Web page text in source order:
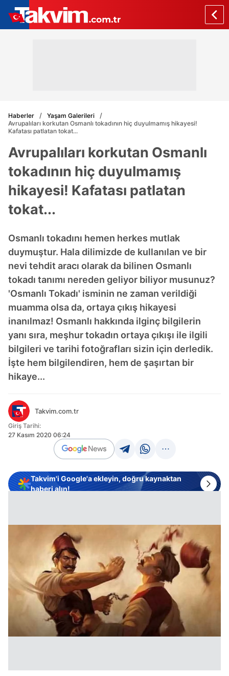
Haberler
Yaşam Galerileri
Avrupalıları korkutan Osmanlı tokadının hiç duyulmamış hikayesi!
Kafatası patlatan tokat...
Avrupalıları korkutan Osmanlı
tokadının hiç duyulmamış
hikayesi! Kafatası patlatan
tokat...
Osmanlı tokadını hemen herkes mutlak
duymuştur. Hala dilimizde de kullanılan ve bir
nevi tehdit aracı olarak da bilinen Osmanlı
tokadı tanımı nereden geliyor biliyor musunuz?
'Osmanlı Tokadı' isminin ne zaman verildiği
muamma olsa da, ortaya çıkış hikayesi
inanılmaz! Osmanlı hakkında ilginç bilgilerin
yanı sıra, meşhur tokadın ortaya çıkışı ile ilgili
bilgileri ve tarihi fotoğrafları sizin için derledik.
İşte hem bilgilendiren, hem de şaşırtan bir
hikaye...
Takvim.com.tr
Giriş Tarihi:
27 Kasım 2020 06:24
Takvim'i Google'a ekleyin, doğru kaynaktan
haberi alın!